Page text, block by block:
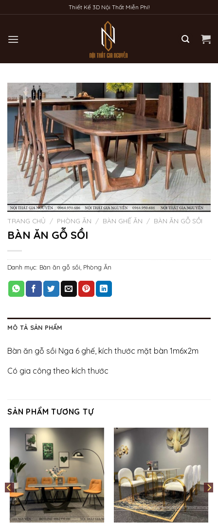
qua
dung
Thiết Kế 3D Nội Thất Miễn Phí!
TRANG CHỦ / PHÒNG ĂN / BÀN GHẾ ĂN / BÀN ĂN GỖ SỒI
BÀN ĂN GỖ SỒI
Danh mục: Bàn ăn gỗ sồi, Phòng Ăn
MÔ TẢ SẢN PHẨM
Bàn ăn gỗ sồi Nga 6 ghế, kích thước mặt bàn 1m6x2m
Có gia công theo kích thước
SẢN PHẨM TƯƠNG TỰ